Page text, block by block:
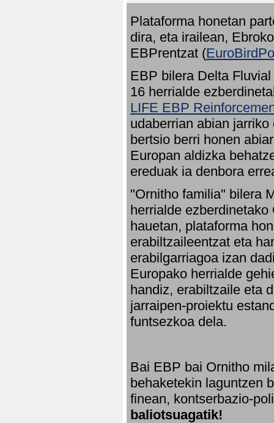
Plataforma honetan
dira, eta irailean,
EBPrentzat (
EBP bilera Delta
16 herrialde
LIFE EBP
udaberrian abian
bertsio berri honen
Europan aldizka
ereduak ia denbora
"Ornitho familia" bilera
herrialde
hauetan, plataforma
erabiltzaileentzat eta
erabilgarriagoa izan
Europako herrialde
handiz, erabiltzaile eta
jarraipen-proiektu
funtsezkoa dela.
Bai EBP bai Ornitho
behaketekin laguntzen
finean, kontserbazio-
baliotsuagatik!